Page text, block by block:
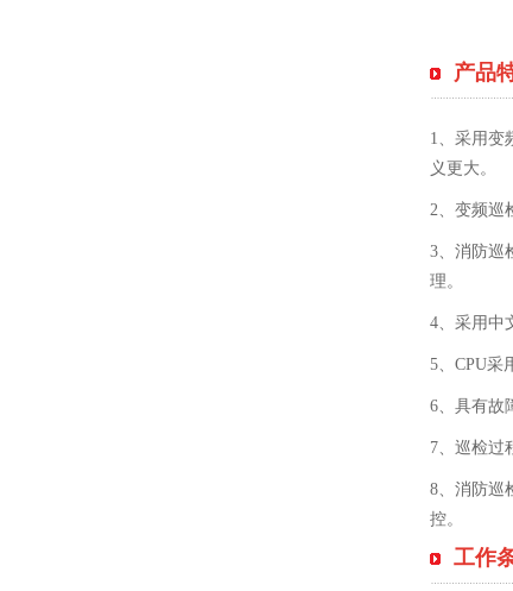
产品
1、采用变
义更大。
2、变频巡
3、消防巡
理。
4、采用中
5、CPU采
6、具有故
7、巡检过
8、消防巡
控。
工作